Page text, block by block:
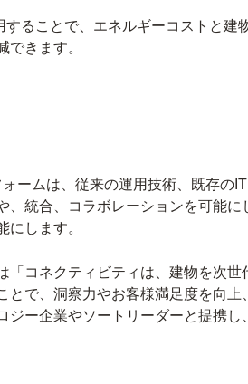
ることで、エネルギーコストと
できます。
ームは、従来の運用技術、既存の
、統合、コラボレーションを可能
します。
コネクティビティは、建物を次
とで、洞察力やお客様満足度を向
ー企業やソートリーダーと提携